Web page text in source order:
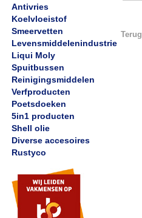
Antivries
Koelvloeistof
Smeervetten
Levensmiddelenindustrie
Liqui Moly
Spuitbussen
Reinigingsmiddelen
Verfproducten
Poetsdoeken
5in1 producten
Shell olie
Diverse accesoires
Rustyco
Terug